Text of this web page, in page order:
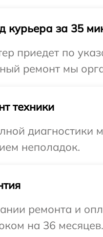
курьера за 35
приедет по
ремонт мы
техники
диагностики
неполадок.
ремонта и
на 36 месяцев.